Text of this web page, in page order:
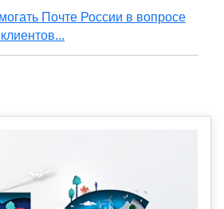
Почте России в вопросе